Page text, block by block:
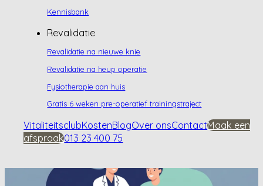
Kennisbank
Revalidatie
Revalidatie na nieuwe knie
Revalidatie na heup operatie
Fysiotherapie aan huis
Gratis 6 weken pre-operatief trainingstraject
VitaliteitsclubKostenBlogOver onsContactMaak een
afspraak013 23 400 75